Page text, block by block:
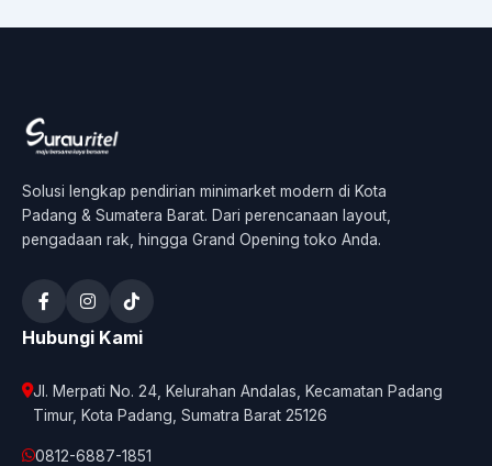
Solusi lengkap pendirian minimarket modern di Kota
Padang & Sumatera Barat. Dari perencanaan layout,
pengadaan rak, hingga Grand Opening toko Anda.
Hubungi Kami
Jl. Merpati No. 24, Kelurahan Andalas, Kecamatan Padang
Timur, Kota Padang, Sumatra Barat 25126
0812-6887-1851